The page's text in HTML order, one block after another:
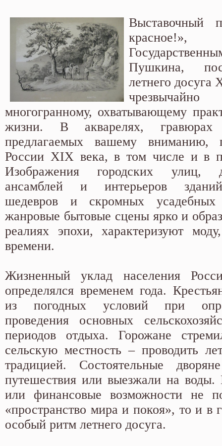
Выставочный
красное!»,
Пушкина,
летнего досуга
многогранному, охватывающему
жизни. В акварелях, гравюрах
предлагаемых вашему вниманию,
России XIX века, в том числе и в
Изображения городских улиц,
ансамблей и интерьеров
шедевров и скромных
жанровые бытовые сцены ярко и
реалиях эпохи, характеризуют
времени.
Жизненный уклад населения
определялся временем года.
из погодных условий при
проведения основных
периодов отдыха. Горожане
сельскую местность – проводить
традицией. Состоятельные
путешествия или выезжали на воды.
или финансовые возможности не
«пространство мира и покоя», то и в
особый ритм летнего досуга.